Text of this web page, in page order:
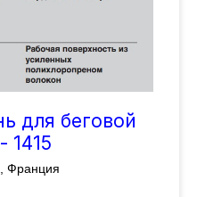
для беговой
1415
Франция